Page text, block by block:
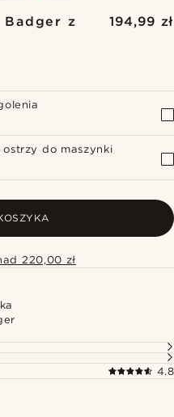
z
194,99 zł
do maszynki
220,00 zł
4.8